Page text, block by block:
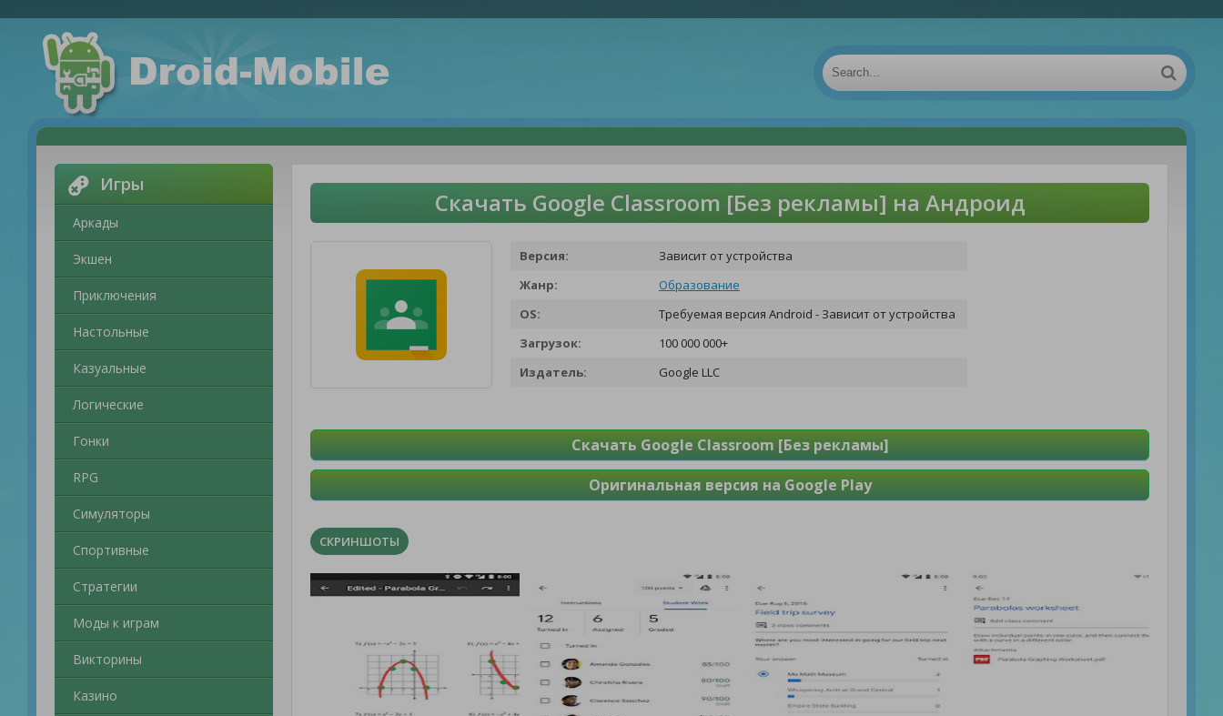
Игры
Аркады
Экшен
Приключения
Настольные
Казуальные
Логические
Гонки
RPG
Симуляторы
Спортивные
Стратегии
Моды к играм
Викторины
Казино
Скачать Google Classroom [Без рекламы] на Андроид
Версия:
Зависит от устройства
Жанр:
Образование
OS:
Требуемая версия Android - Зависит от устройства
Загрузок:
100 000 000+
Издатель:
Google LLC
Скачать Google Classroom [Без рекламы]
Оригинальная версия на Google Play
СКРИНШОТЫ